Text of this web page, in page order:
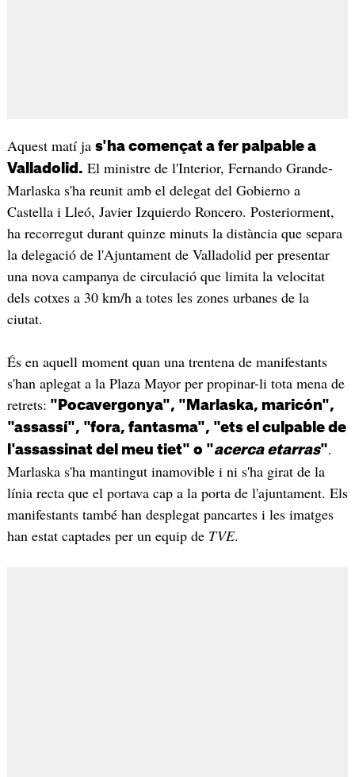
Aquest matí ja s'ha començat a fer palpable a
Valladolid. El ministre de l'Interior, Fernando Grande-
Marlaska s'ha reunit amb el delegat del Gobierno a
Castella i Lleó, Javier Izquierdo Roncero. Posteriorment,
ha recorregut durant quinze minuts la distància que separa
la delegació de l'Ajuntament de Valladolid per presentar
una nova campanya de circulació que limita la velocitat
dels cotxes a 30 km/h a totes les zones urbanes de la
ciutat.
És en aquell moment quan una trentena de manifestants
s'han aplegat a la Plaza Mayor per propinar-li tota mena de
retrets: "Pocavergonya", "Marlaska, maricón",
"assassí", "fora, fantasma", "ets el culpable de
l'assassinat del meu tiet" o "acerca etarras".
Marlaska s'ha mantingut inamovible i ni s'ha girat de la
línia recta que el portava cap a la porta de l'ajuntament. Els
manifestants també han desplegat pancartes i les imatges
han estat captades per un equip de TVE.